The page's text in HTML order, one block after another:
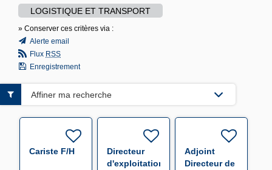
LOGISTIQUE ET TRANSPORT
» Conserver ces critères via :
Alerte email
Flux RSS
Enregistrement
Cariste F/H
Directeur
d'exploitation
Adjoint
Directeur de
Affiner ma recherche